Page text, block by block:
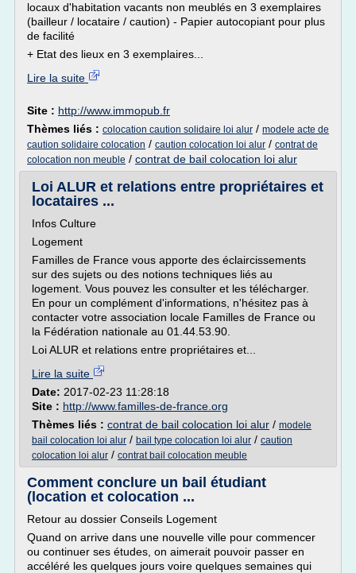
locaux d'habitation vacants non meublés en 3 exemplaires
(bailleur / locataire / caution) - Papier autocopiant pour plus
de facilité
+ Etat des lieux en 3 exemplaires...
Lire la suite
Site : http://www.immopub.fr
Thèmes liés : colocation caution solidaire loi alur / modele acte de
caution solidaire colocation / caution colocation loi alur / contrat de
colocation non meuble / contrat de bail colocation loi alur
Loi ALUR et relations entre propriétaires et
locataires ...
Infos Culture
Logement
Familles de France vous apporte des éclaircissements
sur des sujets ou des notions techniques liés au
logement. Vous pouvez les consulter et les télécharger.
En pour un complément d'informations, n'hésitez pas à
contacter votre association locale Familles de France ou
la Fédération nationale au 01.44.53.90.
Loi ALUR et relations entre propriétaires et...
Lire la suite
Date: 2017-02-23 11:28:18
Site : http://www.familles-de-france.org
Thèmes liés : contrat de bail colocation loi alur / modele
bail colocation loi alur / bail type colocation loi alur / caution
colocation loi alur / contrat bail colocation meuble
Comment conclure un bail étudiant
(location et colocation ...
Retour au dossier Conseils Logement
Quand on arrive dans une nouvelle ville pour commencer
ou continuer ses études, on aimerait pouvoir passer en
accéléré les quelques jours voire quelques semaines qui